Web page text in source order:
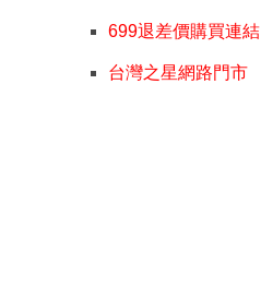
699退差價購買連結
台灣之星網路門市